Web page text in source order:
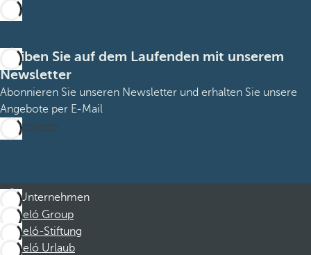
Bleiben Sie auf dem Laufenden mit unserem
Newsletter
Abonnieren Sie unseren Newsletter und erhalten Sie unsere
Angebote per E-Mail
Abonnieren
Unternehmen
Barceló Group
Barceló-Stiftung
Barceló Urlaub